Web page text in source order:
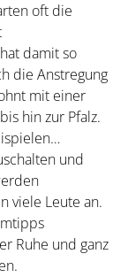
oft die
damit so
die Anstregung
mit einer
hin zur Pfalz.
und
viele Leute an.
Ruhe und ganz